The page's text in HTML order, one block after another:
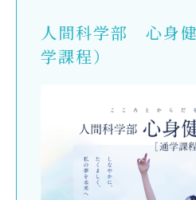
人間科学部 心身
学課程）